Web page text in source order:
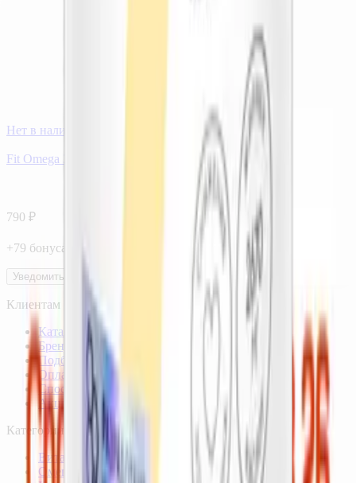
Нет в наличии
Fit Omega 3-6-9, капсулы, 90 шт. АКАДЕМИЯ-Т
790 ₽
+79 бонуса
Уведомить
Клиентам
Каталог
Бренды
Подбор по веществам
Оплата заказов
Способы доставки
Акции
Категории
Витамины и минералы
Омега-3